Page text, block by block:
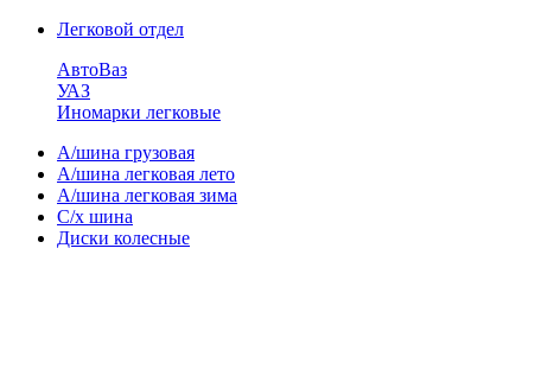
Легковой отдел
АвтоВаз
УАЗ
Иномарки легковые
А/шина грузовая
А/шина легковая лето
А/шина легковая зима
С/х шина
Диски колесные